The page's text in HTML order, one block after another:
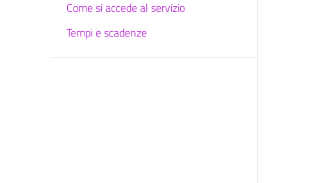
Come si accede al servizio
Tempi e scadenze